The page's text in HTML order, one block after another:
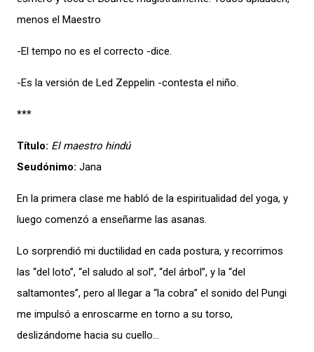
menos el Maestro
-El tempo no es el correcto -dice.
-Es la versión de Led Zeppelin -contesta el niño.
***
Título: El maestro hindú
Seudónimo: Jana
En la primera clase me habló de la espiritualidad del yoga, y
luego comenzó a enseñarme las asanas.
Lo sorprendió mi ductilidad en cada postura, y recorrimos
las “del loto”, “el saludo al sol”, “del árbol”, y la “del
saltamontes”, pero al llegar a “la cobra” el sonido del Pungi
me impulsó a enroscarme en torno a su torso,
deslizándome hacia su cuello…